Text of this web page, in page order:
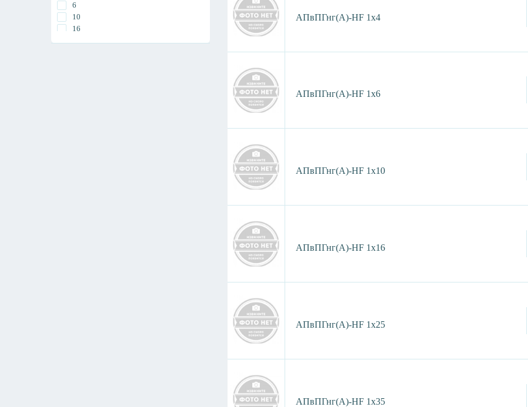
6
10
16
АПвПГнг(А)-HF 1х4
АПвПГнг(А)-HF 1х6
АПвПГнг(А)-HF 1х10
АПвПГнг(А)-HF 1х16
АПвПГнг(А)-HF 1х25
АПвПГнг(А)-HF 1х35